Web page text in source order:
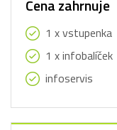
Cena zahrnuje
1 x vstupenka
1 x infobalíček
infoservis